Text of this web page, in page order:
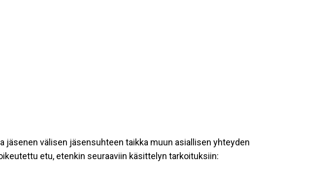
välisen jäsensuhteen taikka muun asiallisen yhteyden
etu, etenkin seuraaviin käsittelyn tarkoituksiin: